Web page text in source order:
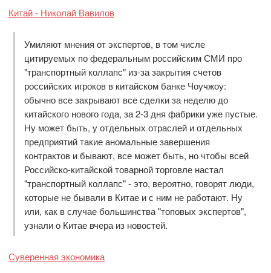
Китай - Николай Вавилов
Умиляют мнения от экспертов, в том числе
цитируемых по федеральным российским СМИ про
"транспортный коллапс" из-за закрытия счетов
российских игроков в китайском банке Чоучжоу:
обычно все закрывают все сделки за неделю до
китайского нового года, за 2-3 дня фабрики уже пустые.
Ну может быть, у отдельных отраслей и отдельных
предприятий такие аномальные завершения
контрактов и бывают, все может быть, но чтобы всей
Российско-китайской товарной торговле настал
"транспортный коллапс" - это, вероятно, говорят люди,
которые не бывали в Китае и с ним не работают. Ну
или, как в случае большинства "топовых экспертов",
узнали о Китае вчера из новостей.
Суверенная экономика